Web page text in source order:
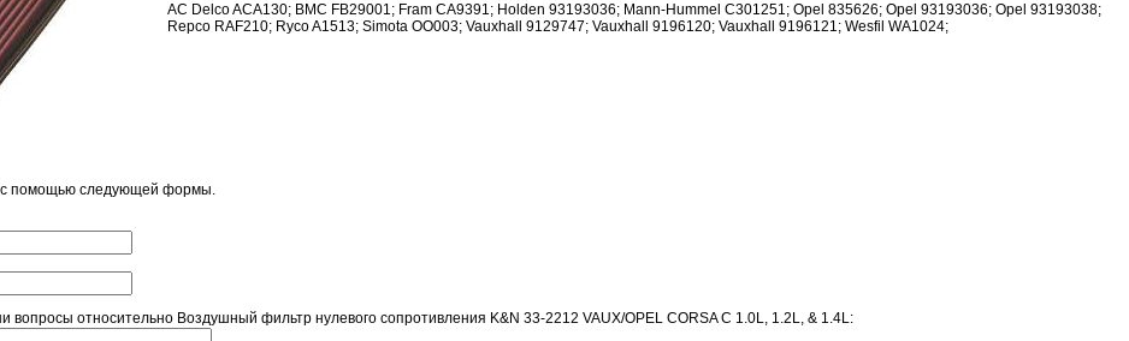
AC Delco ACA130; BMC FB29001; Fram CA9391; Holden 93193036; Mann-Hummel C301251; Opel 835626; Opel 93193036; Opel 93193038;
Repco RAF210; Ryco A1513; Simota OO003; Vauxhall 9129747; Vauxhall 9196120; Vauxhall 9196121; Wesfil WA1024;
с помощью следующей формы.
относительно Воздушный фильтр нулевого сопротивления K&N 33-2212 VAUX/OPEL CORSA C 1.0L, 1.2L, & 1.4L: